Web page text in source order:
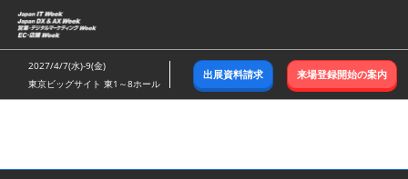
ス
キ
ッ
し
む
2027/4/7(水)-9(金)
東京ビッグサイト 東1～8ホール
出展資料請求 来場登録開始の案内